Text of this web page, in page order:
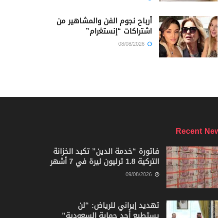
أرباح نجوم الفن والمشاهير من
اشتراكات “إنستغرام”
Recent
فاتورة “خدمة الدين” تكبد الخزانة
التركية 1.8 ترليون ليرة في 7 أشهر
تهديد إيراني للرياض: “لن